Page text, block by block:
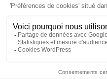
Bordeaux
i-a.fr
ingenierie.aialifedesigners.fr